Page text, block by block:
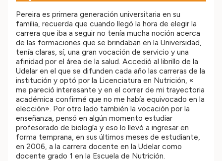
Pereira es primera generación universitaria en su
familia, recuerda que cuando llegó la hora de elegir la
carrera que iba a seguir no tenía mucha noción acerca
de las formaciones que se brindaban en la Universidad,
tenía claras, sí, una gran vocación de servicio y una
afinidad por el área de la salud. Accedió al librillo de la
Udelar en el que se difunden cada año las carreras de la
institución y optó por la Licenciatura en Nutrición, «
me pareció interesante y en el correr de mi trayectoria
académica confirmé que no me había equivocado en la
elección». Por otro lado también la vocación por la
enseñanza, pensó en algún momento estudiar
profesorado de biología y eso lo llevó a ingresar en
forma temprana, en sus últimos meses de estudiante,
en 2006, a la carrera docente en la Udelar como
docente grado 1 en la Escuela de Nutrición.